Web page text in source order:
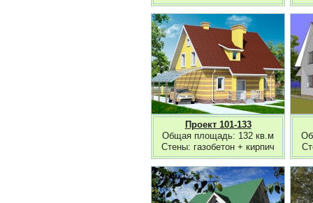
Проект 101-133
Общая площадь: 132 кв.м
Стены: газобетон + кирпич